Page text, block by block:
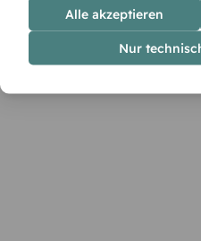
Alle akzeptieren
Nur